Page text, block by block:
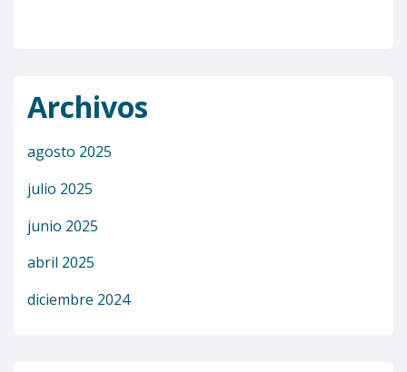
Archivos
agosto 2025
julio 2025
junio 2025
abril 2025
diciembre 2024